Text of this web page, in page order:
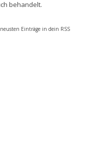
behandelt.
Einträge in dein RSS